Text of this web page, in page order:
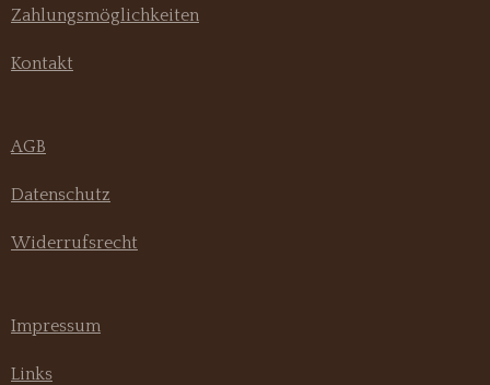
Zahlungsmöglichkeiten
Kontakt
AGB
Datenschutz
Widerrufsrecht
Impressum
Links